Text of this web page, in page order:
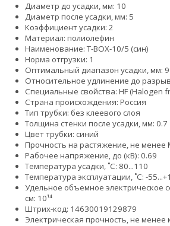
Диаметр до усадки, мм: 10
Диаметр после усадки, мм: 5
Коэффициент усадки: 2
Материал: полиолефин
Наименование: Т-BOX-10/5 (син)
Норма отгрузки: 1
Оптимальный диапазон усадки, мм:
Относительное удлинение до
Специальные свойства: HF (Halogen
Страна происхождения: Россия
Тип трубки: без клеевого слоя
Толщина стенки после усадки, мм: 0.7
Цвет трубки: синий
Прочность на растяжение, не менее
Рабочее напряжение, до (кВ): 0.69
Температура усадки, ˚С: 80...110
Температура эксплуатации, ˚С: -
Удельное объемное электрическое
см: 10¹⁴
Штрих-код: 14630019129879
Электрическая прочность, не менее